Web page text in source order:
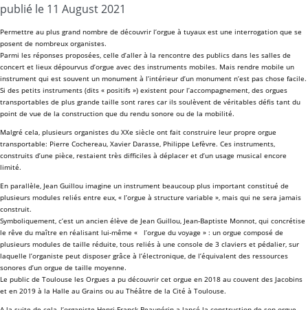
publié le 11 August 2021
Permettre au plus grand nombre de découvrir l’orgue à tuyaux est une interrogation que se
posent de nombreux organistes.
Parmi les réponses proposées, celle d’aller à la rencontre des publics dans les salles de
concert et lieux dépourvus d’orgue avec des instruments mobiles. Mais rendre mobile un
instrument qui est souvent un monument à l’intérieur d’un monument n’est pas chose facile.
Si des petits instruments (dits « positifs ») existent pour l’accompagnement, des orgues
transportables de plus grande taille sont rares car ils soulèvent de véritables défis tant du
point de vue de la construction que du rendu sonore ou de la mobilité.
Malgré cela, plusieurs organistes du XXe siècle ont fait construire leur propre orgue
transportable: Pierre Cochereau Xavier Darasse Philippe Lefèvre. Ces instruments,
construits d’une pièce, restaient très difficiles à déplacer et d’un usage musical encore
limité.
En parallèle, Jean Guillou imagine un instrument beaucoup plus important constitué de
plusieurs modules reliés entre eux, « l’orgue à structure variable », mais qui ne sera jamais
construit.
Symboliquement, c’est un ancien élève de Jean Guillou Jean-Baptiste Monnot , qui concrétise
le rêve du maître en réalisant lui-même « l’orgue du voyage » : un orgue composé de
plusieurs modules de taille réduite, tous reliés à une console de 3 claviers et pédalier, sur
laquelle l’organiste peut disposer grâce à l’électronique, de l’équivalent des ressources
sonores d’un orgue de taille moyenne.
Le public de Toulouse les Orgues a pu découvrir cet orgue en 2018 au couvent des Jacobins
et en 2019 à la Halle au Grains ou au Théâtre de la Cité à Toulouse.